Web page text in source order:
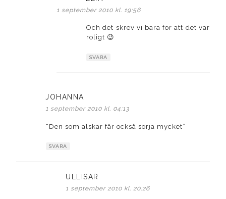
1 september 2010 kl. 19:56
Och det skrev vi bara för att det var
roligt 😉
SVARA
JOHANNA
1 september 2010 kl. 04:13
“Den som älskar får också sörja mycket”
SVARA
ULLISAR
1 september 2010 kl. 20:26